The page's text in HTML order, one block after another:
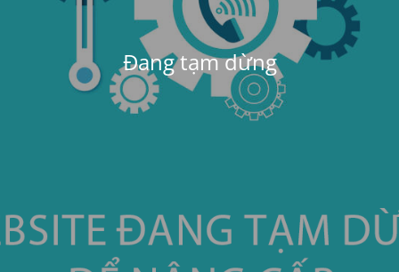
Đang tạm dừng